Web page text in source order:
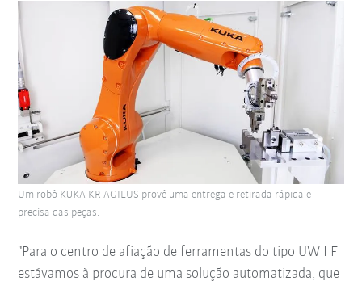
"Para o centro de afiação de ferramentas do tipo UW I F
estávamos à procura de uma solução automatizada, que
Um robô KUKA KR AGILUS provê uma entrega e retirada rápida e
precisa das peças.